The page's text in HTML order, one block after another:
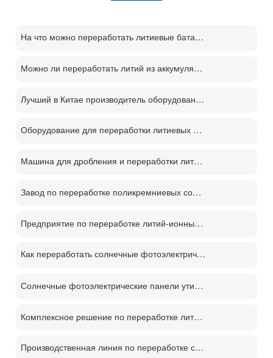
На что можно переработать литиевые батареи?
Можно ли переработать литий из аккумуляторов?
Лучший в Китае производитель оборудования для переработки литий-ионных аккумуляторов
Оборудование для переработки литиевых батарей демонтаж отслуживших свой срок батарей процесс переработки м
Машина для дробления и переработки литиевых батарей
Завод по переработке поликремниевых солнечных панелей PV
Предприятие по переработке литий-ионных аккумуляторов
Как переработать солнечные фотоэлектрические панели？
Солнечные фотоэлектрические панели утилизации машина цена
Комплексное решение по переработке литиевых батарей
Производственная линия по переработке солнечных панелей PV